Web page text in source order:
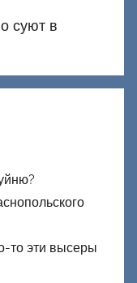
суют в
то эти высеры